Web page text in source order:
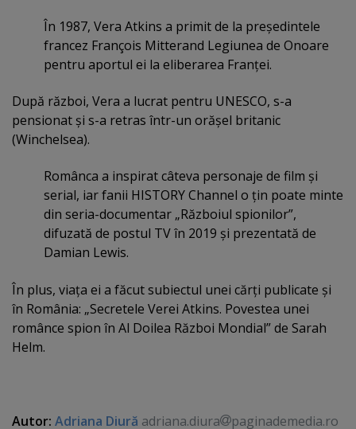
În 1987, Vera Atkins a primit de la preşedintele
francez François Mitterand Legiunea de Onoare
pentru aportul ei la eliberarea Franţei.
După război, Vera a lucrat pentru UNESCO, s-a
pensionat şi s-a retras într-un orăşel britanic
(Winchelsea).
Românca a inspirat câteva personaje de film şi
serial, iar fanii HISTORY Channel o ţin poate minte
din seria-documentar „Războiul spionilor”,
difuzată de postul TV în 2019 şi prezentată de
Damian Lewis.
În plus, viaţa ei a făcut subiectul unei cărţi publicate şi
în România: „Secretele Verei Atkins. Povestea unei
românce spion în Al Doilea Război Mondial” de Sarah
Helm.
Autor: Adriana Diură adriana.diura paginademedia.ro